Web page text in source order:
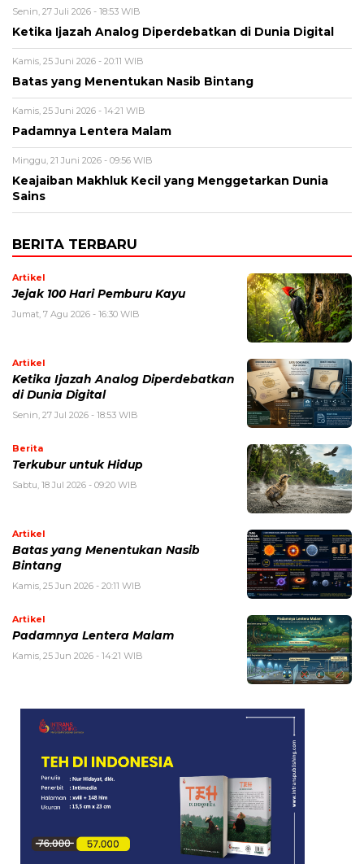
Senin, 27 Juli 2026 - 18:53 WIB
Ketika Ijazah Analog Diperdebatkan di Dunia Digital
Kamis, 25 Juni 2026 - 20:11 WIB
Batas yang Menentukan Nasib Bintang
Kamis, 25 Juni 2026 - 14:21 WIB
Padamnya Lentera Malam
Minggu, 21 Juni 2026 - 09:56 WIB
Keajaiban Makhluk Kecil yang Menggetarkan Dunia
Sains
BERITA TERBARU
Artikel
Jejak 100 Hari Pemburu Kayu
Jumat, 7 Agu 2026 - 16:30 WIB
Artikel
Ketika Ijazah Analog Diperdebatkan
di Dunia Digital
Senin, 27 Jul 2026 - 18:53 WIB
Berita
Terkubur untuk Hidup
Sabtu, 18 Jul 2026 - 09:20 WIB
Artikel
Batas yang Menentukan Nasib
Bintang
Kamis, 25 Jun 2026 - 20:11 WIB
Artikel
Padamnya Lentera Malam
Kamis, 25 Jun 2026 - 14:21 WIB